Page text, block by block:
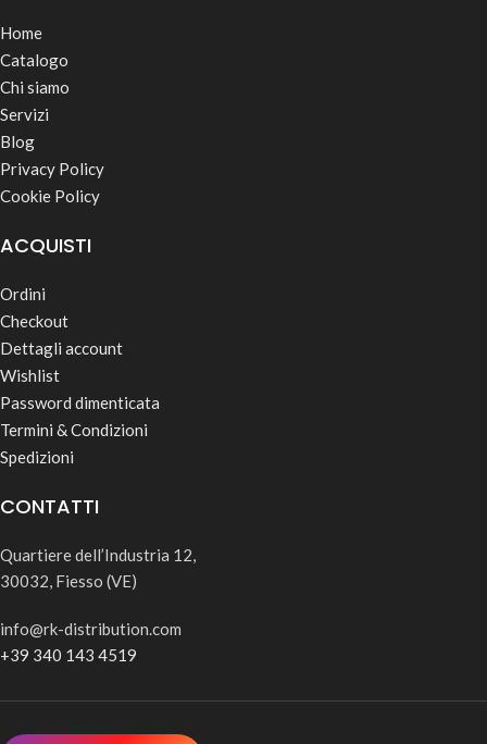
Home
Catalogo
Chi siamo
Servizi
Blog
Privacy Policy
Cookie Policy
ACQUISTI
Ordini
Checkout
Dettagli account
Wishlist
Password dimenticata
Termini & Condizioni
Spedizioni
CONTATTI
Quartiere dell’Industria 12,
30032, Fiesso (VE)
info@rk-distribution.com
+39 340 143 4519